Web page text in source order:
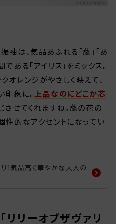
袖は、気品あふれる「藤」「あ
ある「アイリス」をミックス。
オレンジがやさしく映えて、
印象に。
上品なのにどこか芯
させてくれますね。藤の花の
性的なアクセントになってい
！気品高く華やかな大人の
リリーオブザヴァリ